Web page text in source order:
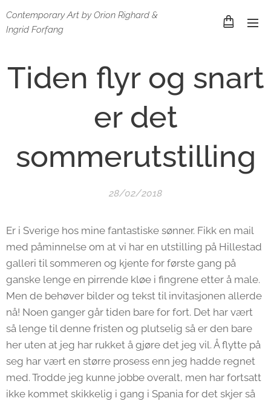
Contemporary Art by Orion Righard &
Ingrid Forfang
Tiden flyr og snart
er det
sommerutstilling
28/02/2018
Er i Sverige hos mine fantastiske sønner. Fikk en mail
med påminnelse om at vi har en utstilling på Hillestad
galleri til sommeren og kjente for første gang på
ganske lenge en pirrende kløe i fingrene etter å male.
Men de behøver bilder og tekst til invitasjonen allerde
nå! Noen ganger går tiden bare for fort. Det har vært
så lenge til denne fristen og plutselig så er den bare
her uten at jeg har rukket å gjøre det jeg vil. Å flytte på
seg har vært en større prosess enn jeg hadde regnet
med. Trodde jeg kunne jobbe overalt, men har fortsatt
ikke kommet skikkelig i gang i Spania for det skjer så